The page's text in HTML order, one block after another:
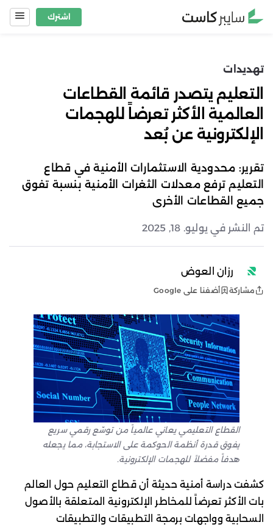
Skip
اشترك
تهديدات
التعليم يتصدر قائمة القطاعات
العالمية الأكثر تعرضاً للهجمات
الإلكترونية عن بُعد
تقرير: محدودية الاستثمارات الأمنية في قطاع
التعليم ترفع معدلات الثغرات الأمنية بنسبة تفوق
جميع القطاعات الأخرى
تم النشر في يوليو. 18, 2025
رزان العوض
مشاركة أضفنا على Google
القطاع التعليمي يعاني عالمياً من توسّع رقمي سريع
يفوق قدرة أنظمة الحوكمة على الاستجابة، مما يجعله
هدفاً مفضلاً للهجمات الإلكترونية.
كشفت دراسة أمنية حديثة أن قطاع التعليم حول العالم
بات الأكثر تعرضاً للمخاطر الإلكترونية المتعلقة بالأصول
السحابية وواجهات برمجة التطبيقات والتطبيقات